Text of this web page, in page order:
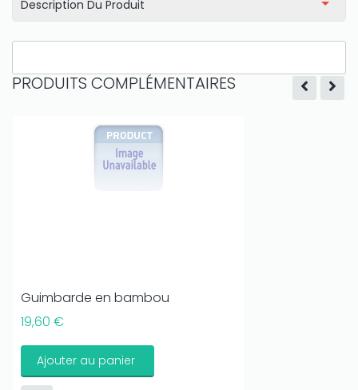
Description Du Produit
PRODUITS COMPLÉMENTAIRES
Guimbarde en bambou
19,60 €
Ajouter au panier